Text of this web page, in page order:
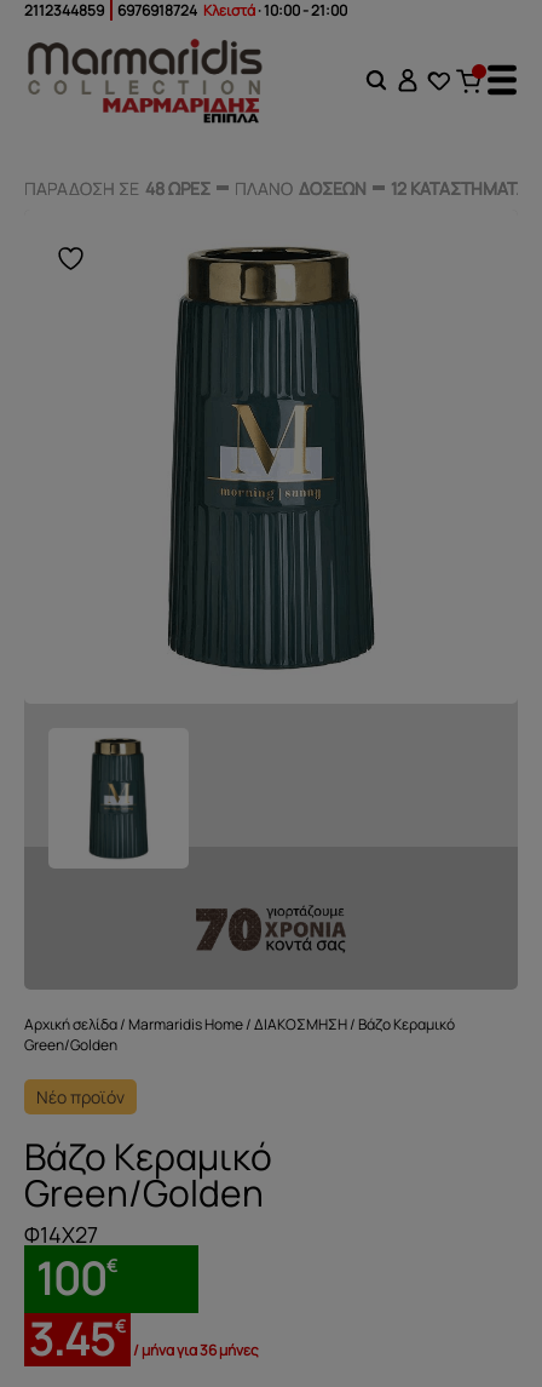
2112344859 6976918724 Κλειστά· 10:00 - 21:00
ΠΑΡΑΔΟΣΗ ΣΕ 48 ΩΡΕΣ ΠΛΑΝΟ ΔΟΣΕΩΝ 12 ΚΑΤΑΣΤΗΜΑΤΑ
ΠΑΡΑΔΟΣΗ ΣΕ 48 ΩΡΕΣ ΠΛΑΝΟ ΔΟΣΕΩΝ 12 ΚΑΤΑΣΤΗΜΑΤΑ
Αρχική σελίδα/ Marmaridis Home/ΔΙΑΚΟΣΜΗΣΗ/ Βάζο Κεραμικό
Green/Golden
Νέο προϊόν
Βάζο Κεραμικό
Green/Golden
Φ14Χ27
100€
3.45€
/ μήνα για 36 μήνες